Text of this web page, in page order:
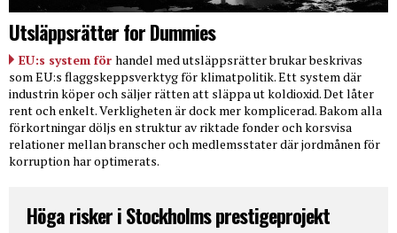
Utsläppsrätter for Dummies
EU:s system för handel med utsläppsrätter brukar beskrivas
som EU:s flaggskeppsverktyg för klimatpolitik. Ett system där
industrin köper och säljer rätten att släppa ut koldioxid. Det låter
rent och enkelt. Verkligheten är dock mer komplicerad. Bakom alla
förkortningar döljs en struktur av riktade fonder och korsvisa
relationer mellan branscher och medlemsstater där jordmånen för
korruption har optimerats.
Höga risker i Stockholms prestigeprojekt